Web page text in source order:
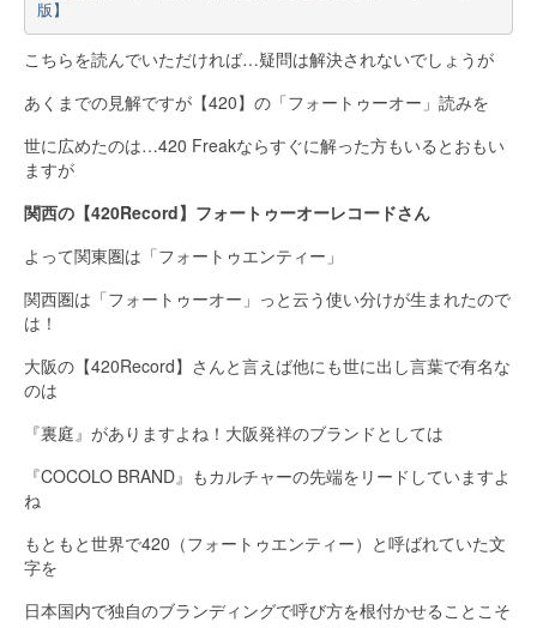
版】
こちらを読んでいただければ…疑問は解決されないでしょうが
あくまでの見解ですが【420】の「フォートゥーオー」読みを
世に広めたのは…420 Freakならすぐに解った方もいるとおもい
ますが
関西の【420Record】フォートゥーオーレコードさん
よって関東圏は「フォートゥエンティー」
関西圏は「フォートゥーオー」っと云う使い分けが生まれたので
は！
大阪の【420Record】さんと言えば他にも世に出し言葉で有名な
のは
『裏庭』がありますよね！大阪発祥のブランドとしては
『COCOLO BRAND』もカルチャーの先端をリードしていますよ
ね
もともと世界で420（フォートゥエンティー）と呼ばれていた文
字を
日本国内で独自のブランディングで呼び方を根付かせることこそ